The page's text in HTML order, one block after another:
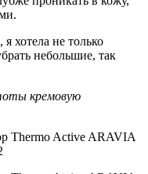
хотела не только
небольшие, так
кремовую